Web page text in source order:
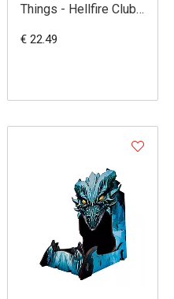
Things - Hellfire Club
€ 22.49